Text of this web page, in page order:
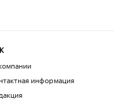
информация